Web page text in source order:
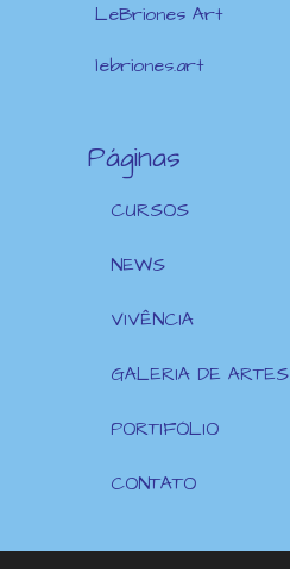
LeBriones Art
lebriones.art
Páginas
CURSOS
NEWS
VIVÊNCIA
GALERIA DE ARTES
PORTIFÓLIO
CONTATO